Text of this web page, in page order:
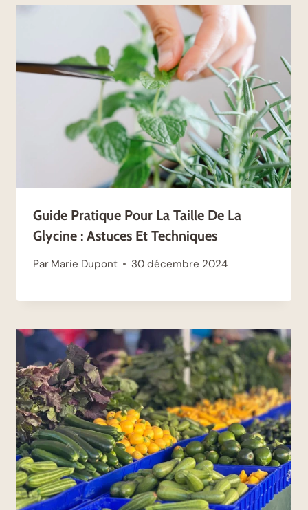
Guide Pratique Pour La Taille De La
Glycine : Astuces Et Techniques
Par Marie Dupont 30 décembre 2024